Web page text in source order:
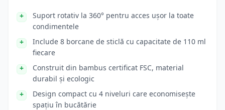
Suport rotativ la 360° pentru acces ușor la toate
condimentele
Include 8 borcane de sticlă cu capacitate de 110 ml
fiecare
Construit din bambus certificat FSC, material
durabil și ecologic
Design compact cu 4 niveluri care economisește
spațiu în bucătărie